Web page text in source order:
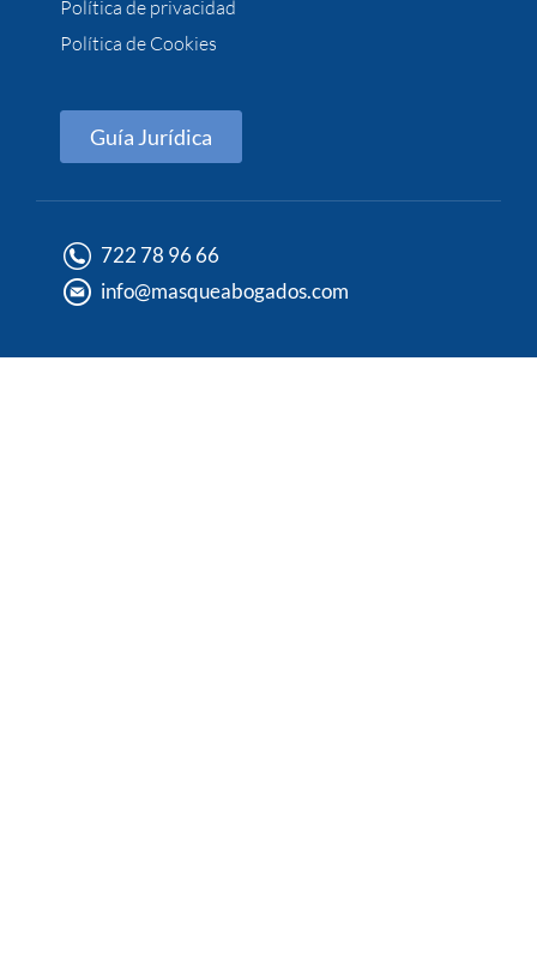
Política de privacidad
Política de Cookies
Guía Jurídica
722 78 96 66
info@masqueabogados.com